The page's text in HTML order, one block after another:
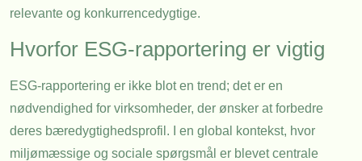
relevante og konkurrencedygtige.
Hvorfor ESG-rapportering er vigtig
ESG-rapportering er ikke blot en trend; det er en
nødvendighed for virksomheder, der ønsker at forbedre
deres bæredygtighedsprofil. I en global kontekst, hvor
miljømæssige og sociale spørgsmål er blevet centrale